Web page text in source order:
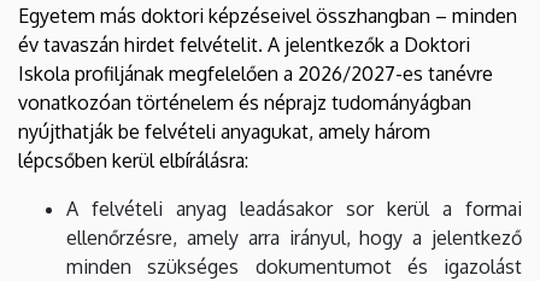
Egyetem más doktori képzéseivel összhangban – minden
év tavaszán hirdet felvételit. A jelentkezők a Doktori
Iskola profiljának megfelelően a 2026/2027-es tanévre
vonatkozóan történelem és néprajz tudományágban
nyújthatják be felvételi anyagukat, amely három
lépcsőben kerül elbírálásra:
A felvételi anyag leadásakor sor kerül a formai
ellenőrzésre, amely arra irányul, hogy a jelentkező
minden szükséges dokumentumot és igazolást